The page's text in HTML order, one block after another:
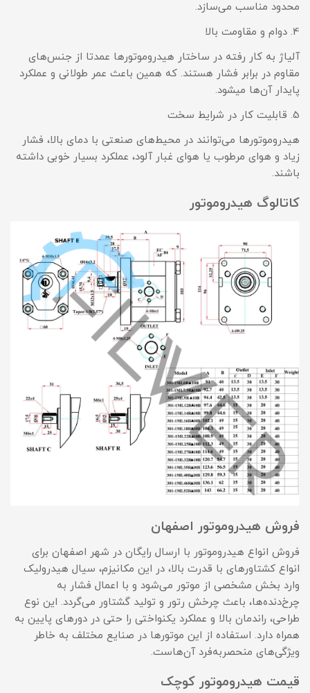
محدود مناسب می‌سازد.
4. دوام و مقاومت بالا
آلیاژ به کار رفته در ساختار هیدروموتورها عمدتا از جنس‌های
مقاوم در برابر فشار هستند. که همین باعث عمر طولانی و عملکرد
پایدار آن‌ها میشود.
5. قابلیت کار در شرایط سخت
هیدروموتورها می‌توانند در محیط‌های صنعتی با دمای بالا، فشار
زیاد و هوای مرطوب یا هوای غبار آلود، عملکرد بسیار خوبی داشته
باشند.
کاتالوگ هیدروموتور
فروش هیدروموتور اصفهان
فروش انواع هیدروموتور با ارسال رایگان در شهر اصفهان برای
انواع کشتاورهای با قدرت بالا، در این مکانیزم، سیال هیدرولیک
وارد بخش مشخصی از موتور می‌شود و با اعمال فشار به
چرخ‌دنده‌ها، باعث چرخش رتور و تولید گشتاور می‌گردد. این نوع
طراحی، راندمان بالا و عملکرد یکنواختی را حتی در دورهای پایین به
همراه دارد. استفاده از این موتورها در صنایع مختلف به خاطر
ویژگی‌های منحصربه‌فرد آن‌هاست.
قیمت هیدروموتور کوچک